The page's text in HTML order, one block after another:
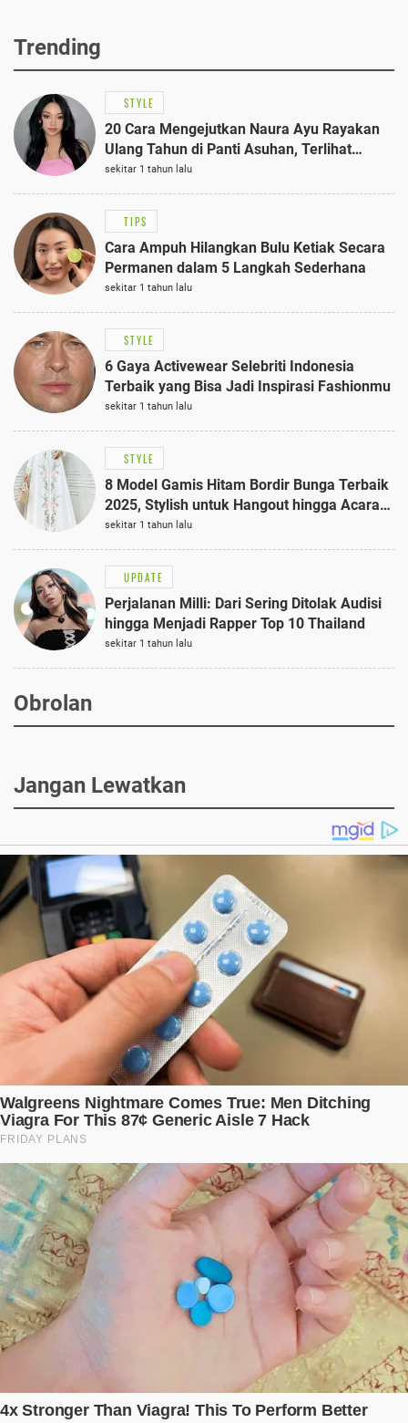
Trending
STYLE
20 Cara Mengejutkan Naura Ayu Rayakan
Ulang Tahun di Panti Asuhan, Terlihat
Anggun dengan Kaftan Cokelat
sekitar 1 tahun lalu
TIPS
Cara Ampuh Hilangkan Bulu Ketiak Secara
Permanen dalam 5 Langkah Sederhana
sekitar 1 tahun lalu
STYLE
6 Gaya Activewear Selebriti Indonesia
Terbaik yang Bisa Jadi Inspirasi Fashionmu
sekitar 1 tahun lalu
STYLE
8 Model Gamis Hitam Bordir Bunga Terbaik
2025, Stylish untuk Hangout hingga Acara
Semi-Formal
sekitar 1 tahun lalu
UPDATE
Perjalanan Milli: Dari Sering Ditolak Audisi
hingga Menjadi Rapper Top 10 Thailand
sekitar 1 tahun lalu
Obrolan
Jangan Lewatkan